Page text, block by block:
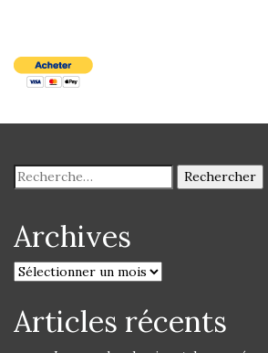
Archives
Articles récents